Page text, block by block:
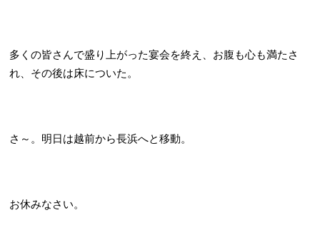
多くの皆さんで盛り上がった宴会を終え、お腹も心も満たさ
れ、その後は床についた。
さ～。明日は越前から長浜へと移動。
お休みなさい。